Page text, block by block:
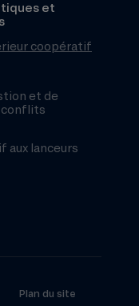
et
coopératif
et de
conflits
aux lanceurs
Plan du site